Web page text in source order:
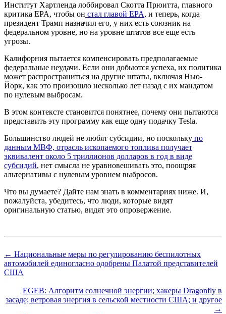
Институт Хартленда лоббировал Скотта Прюитта, главного
критика EPA, чтобы он стал главой EPA, и теперь, когда
президент Трамп назначил его, у них есть союзник на
федеральном уровне, но на уровне штатов все еще есть
угрозы.
Калифорния пытается компенсировать предполагаемые
федеральные неудачи. Если они добьются успеха, их политика
может распространиться на другие штаты, включая Нью-
Йорк, как это произошло несколько лет назад с их мандатом
по нулевым выбросам.
В этом контексте становится понятнее, почему они пытаются
представить эту программу как еще одну подачку Tesla.
Большинство людей не любят субсидии, но поскольку по
данным МВФ, отрасль ископаемого топлива получает
эквивалент около 5 триллионов долларов в год в виде
субсидий, нет смысла не уравновешивать это, поощряя
альтернативы с нулевым уровнем выбросов.
Что вы думаете? Дайте нам знать в комментариях ниже. И,
пожалуйста, убедитесь, что люди, которые видят
оригинальную статью, видят это опровержение.
← Национальные меры по регулированию беспилотных
автомобилей единогласно одобрены Палатой представителей
США
EGEB: Алгоритм солнечной энергии; хакеры Dragonfly в
засаде; ветровая энергия в сельской местности США; и другое
→